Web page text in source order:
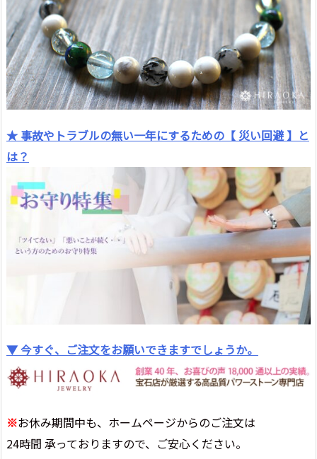
★ 事故やトラブルの無い一年にするための【 災い回避 】と
は？
▼ 今すぐ、ご注文をお願いできますでしょうか。
※お休み期間中も、ホームページからのご注文は
24時間 承っておりますので、ご安心ください。